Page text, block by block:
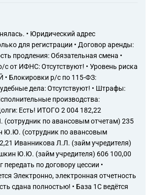
• Юридический адрес
для регистрации • Договор аренды:
продления: Обязательная смена •
с от ИФНС: Отсутствуют! • Уровень риска
Блокировки р/с по 115-ФЗ:
дела: Отсутствуют! • Штрафы:
производства:
Есть! ИТОГО 2 004 182,22
(сотрудник по авансовым отчетам) 235
Ю.Ю. (сотрудник по авансовым
Иванникова Л.Л. (займ учредителя)
Ю.Ю. (займ учредителя) 606 100,00
передать по договору цессии •
Электронно, электронная отчетность
сдана полностью! • База 1С ведётся